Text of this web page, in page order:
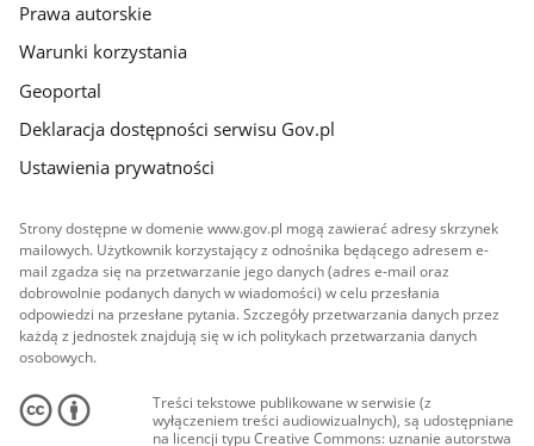
Prawa autorskie
Warunki korzystania
Geoportal
Deklaracja dostępności serwisu Gov.pl
Ustawienia prywatności
Strony dostępne w domenie www.gov.pl mogą zawierać adresy skrzynek
mailowych. Użytkownik korzystający z odnośnika będącego adresem e-
mail zgadza się na przetwarzanie jego danych (adres e-mail oraz
dobrowolnie podanych danych w wiadomości) w celu przesłania
odpowiedzi na przesłane pytania. Szczegóły przetwarzania danych przez
każdą z jednostek znajdują się w ich politykach przetwarzania danych
osobowych.
Treści tekstowe publikowane w serwisie (z
wyłączeniem treści audiowizualnych), są udostępniane
na licencji typu Creative Commons: uznanie autorstwa